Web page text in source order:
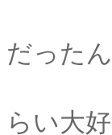
―――
だった
好き
らい大